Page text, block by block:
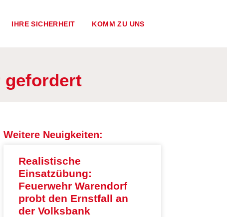
IHRE SICHERHEIT KOMM ZU UNS
gefordert
Weitere Neuigkeiten:
Realistische
Einsatzübung:
Feuerwehr Warendorf
probt den Ernstfall an
der Volksbank